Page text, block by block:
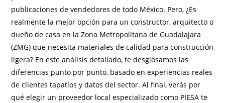
publicaciones de vendedores de todo México. Pero, ¿Es
realmente la mejor opción para un constructor, arquitecto o
dueño de casa en la Zona Metropolitana de Guadalajara
(ZMG) que necesita materiales de calidad para construcción
ligera? En este análisis detallado, te desglosamos las
diferencias punto por punto, basado en experiencias reales
de clientes tapatíos y datos del sector. Al final, verás por
qué elegir un proveedor local especializado como PIESA te